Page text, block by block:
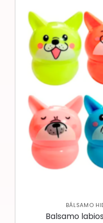
BÁLSAMO
Balsamo